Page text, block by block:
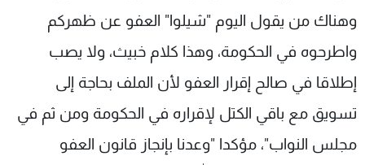
وهناك من يقول اليوم "شيلوا" العفو عن ظهركم
واطرحوه في الحكومة، وهذا كلام خبيث، ولا يصب
إطلاقا في صالح إقرار العفو لأن الملف بحاجة إلى
تسويق مع باقي الكتل لإقراره في الحكومة ومن ثم في
مجلس النواب"، مؤكدا "وعدنا بإنجاز قانون العفو